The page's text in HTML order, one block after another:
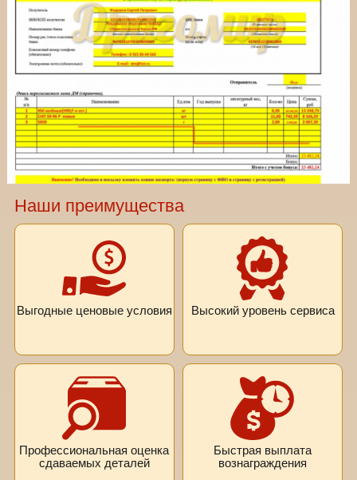
Наши преимущества
Выгодные ценовые условия Высокий уровень сервиса
Профессиональная оценка
сдаваемых деталей
Быстрая выплата
вознаграждения